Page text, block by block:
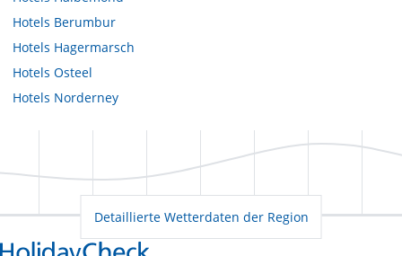
Hotels Berumbur
Hotels Hagermarsch
Hotels Osteel
Hotels Norderney
Detaillierte Wetterdaten der Region